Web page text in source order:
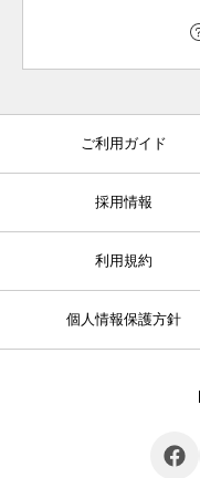
ご利用ガイド
採用情報
利用規約
個人情報保護方針